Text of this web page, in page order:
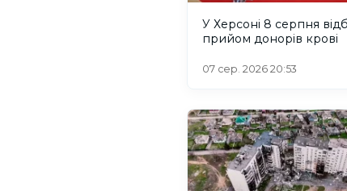
У Херсоні 8 серпня
прийом донорів крові
07 сер. 2026 20:53